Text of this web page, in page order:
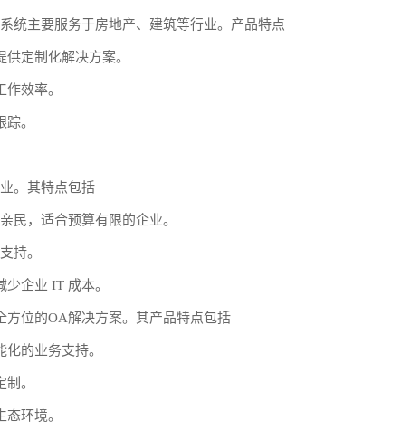
统主要服务于房地产、建筑等行业。产品特点
定制化解决方案。
效率。
。
。其特点包括
民，适合预算有限的企业。
持。
企业 IT 成本。
方位的OA解决方案。其产品特点包括
的业务支持。
。
环境。